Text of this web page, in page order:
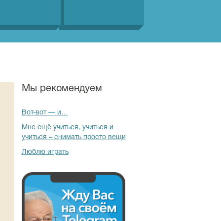
Мы рекомендуем
Вот-вот — и…
Мне ещё учиться, учиться и
учиться – снимать просто вещи
Люблю играть